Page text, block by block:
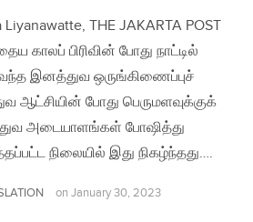
THE JAKARTA POST
காலப் பிரிவின் போது நாட்டில்
இனத்துவ ஒருங்கிணைப்புச்
ஆட்சியின் போது பெருமளவுக்குக்
அடையாளங்கள் போஷித்து
நிலையில் இது நிகழ்ந்தது….
on January 30, 2023